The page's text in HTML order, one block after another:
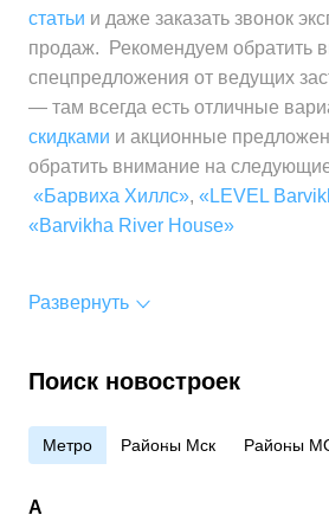
статьи и даже заказать звонок
продаж. Рекомендуем обратить
спецпредложения от ведущих
— там всегда есть отличные
скидками и акционные
обратить внимание на
«Барвиха Хиллс», «LEVEL
«Barvikha River House»
Развернуть
Поиск новостроек
Метро Районы Мск Районы
А